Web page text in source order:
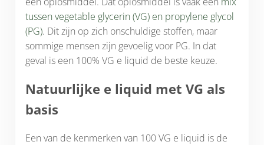
tussen vegetable glycerin (VG) en propylene glycol
(PG). Dit zijn op zich onschuldige stoffen, maar
sommige mensen zijn gevoelig voor PG. In dat
geval is een 100% VG e liquid de beste keuze.
Natuurlijke e liquid met VG als
basis
Een van de kenmerken van 100 VG e liquid is de